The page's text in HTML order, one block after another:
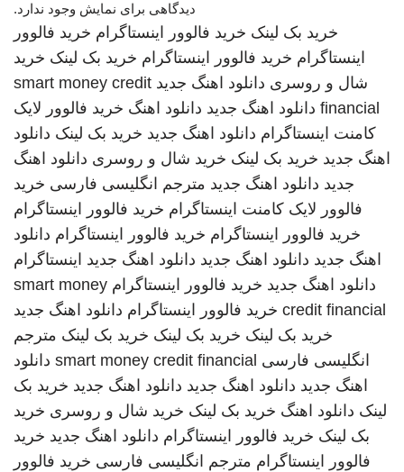
دیدگاهی برای نمایش وجود ندارد.
خرید بک لینک خرید فالوور اینستاگرام خرید فالوور
اینستاگرام خرید فالوور اینستاگرام خرید بک لینک خرید
شال و روسری دانلود اهنگ جدید smart money credit
financial دانلود اهنگ جدید دانلود اهنگ خرید فالوور لایک
کامنت اینستاگرام دانلود اهنگ جدید خرید بک لینک دانلود
اهنگ جدید خرید بک لینک خرید شال و روسری دانلود اهنگ
جدید دانلود اهنگ جدید مترجم انگلیسی فارسی خرید
فالوور لایک کامنت اینستاگرام خرید فالوور اینستاگرام
خرید فالوور اینستاگرام خرید فالوور اینستاگرام دانلود
اهنگ جدید دانلود اهنگ جدید دانلود اهنگ جدید اینستاگرام
دانلود اهنگ جدید خرید فالوور اینستاگرام smart money
credit financial خرید فالوور اینستاگرام دانلود اهنگ جدید
خرید بک لینک خرید بک لینک خرید بک لینک مترجم
انگلیسی فارسی smart money credit financial دانلود
اهنگ جدید دانلود اهنگ جدید دانلود اهنگ جدید خرید بک
لینک دانلود اهنگ خرید بک لینک خرید شال و روسری خرید
بک لینک خرید فالوور اینستاگرام دانلود اهنگ جدید خرید
فالوور اینستاگرام مترجم انگلیسی فارسی خرید فالوور